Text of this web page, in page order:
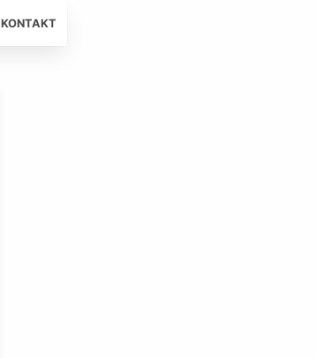
KONTAKT